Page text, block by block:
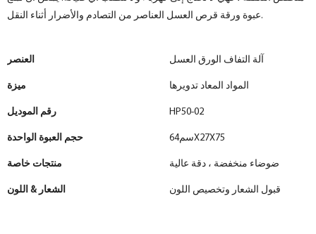
عبوة ورقة قرص العسل العناصر من التصادم والأضرار أثناء النقل.
آلة التفاف الورق العسل
ميزة المواد المعاد تدويرها
رقم الموديل HP50-02
حجم العبوة الواحدة سم64X27X75
منتجات خاصة ضوضاء منخفضة ، دقة عالية
الشعار & اللون قبول الشعار وتخصيص اللون